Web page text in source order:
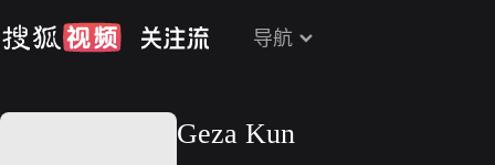
导航
Geza Kun